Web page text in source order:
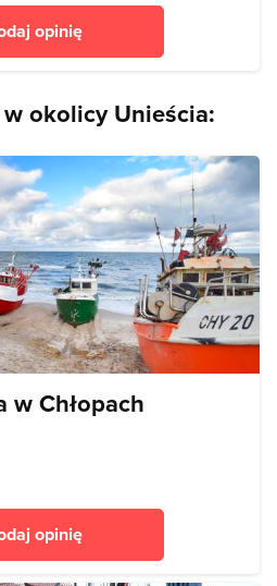
opinię
okolicy Unieścia:
w Chłopach
opinię